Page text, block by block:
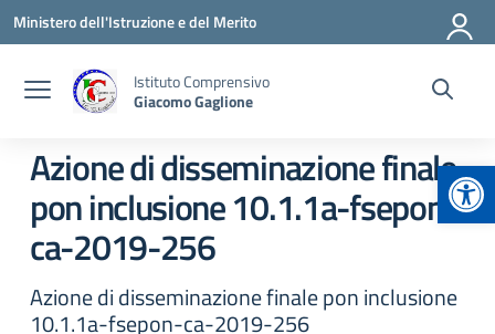
Vai ai contenuti
Vai al menu di navigazione
Vai al footer
Ministero dell'Istruzione e del Merito
Istituto Comprensivo
Giacomo Gaglione
Azione di disseminazione finale
pon inclusione 10.1.1a-fsepon-
ca-2019-256
Azione di disseminazione finale pon inclusione
10.1.1a-fsepon-ca-2019-256